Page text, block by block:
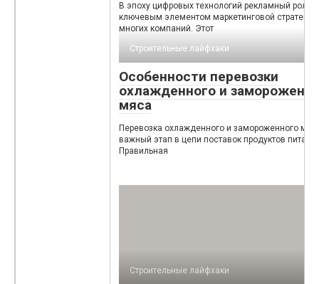
В эпоху цифровых технологий рекламный ролик
ключевым элементом маркетинговой стратегии
многих компаний. Этот
Строительные лайфхаки
Особенности перевозки
охлажденного и
мяса
Перевозка охлажденного и замороженного
важный этап в цепи поставок продуктов
Правильная
Строительные лайфхаки